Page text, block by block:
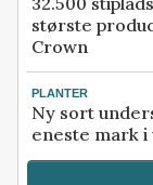
største
Crown
PLANTER
Ny sort
eneste mark i